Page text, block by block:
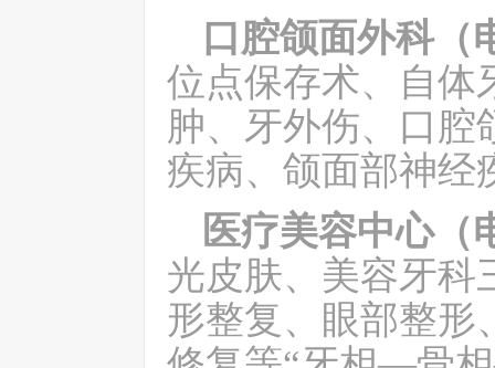
口腔颌面外科（
位点保存术、自体
肿、牙外伤、口腔
疾病、颌面部神经
医疗美容中心（
光皮肤、美容牙科
形整复、眼部整形